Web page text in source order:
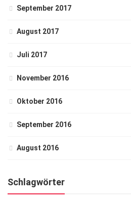
September 2017
August 2017
Juli 2017
November 2016
Oktober 2016
September 2016
August 2016
Schlagwörter